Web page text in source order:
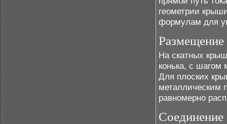
геометрии
формулам для
На скатных
конька, с
Для плоских
металлическим
равномерно
Соединение